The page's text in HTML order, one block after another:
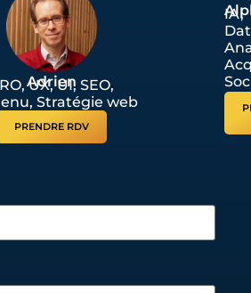
Adrien
UX, UI, SEO,
Stratégie web
PRENDRE RDV
IA,